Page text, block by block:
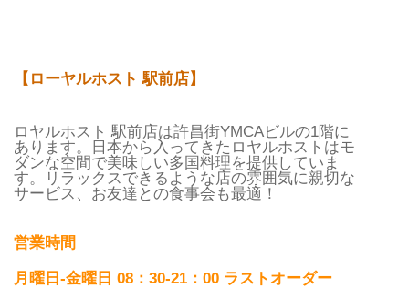
【ローヤルホスト 駅前店】
ロヤルホスト 駅前店は許昌街YMCAビルの1階に
あります。日本から入ってきたロヤルホストはモ
ダンな空間で美味しい多国料理を提供していま
す。リラックスできるような店の雰囲気に親切な
サービス、お友達との食事会も最適！
営業時間
月曜日-金曜日 08：30-21：00 ラストオーダー